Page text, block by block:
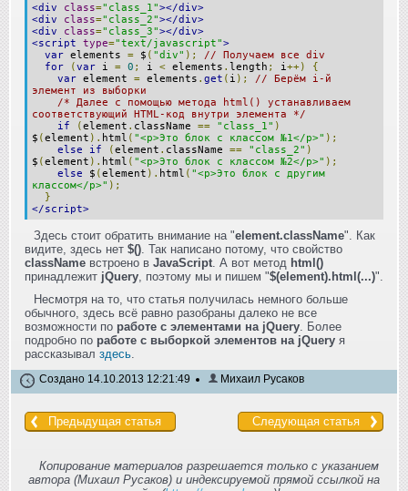
<div class="class_1"></div>
<div
class="class_2"></div>
<div
class="class_3"></div>
<script
type="text/javascript">
var elements = $ ( "div" );
// Получаем все div
for
(var i = 0 ; i < elements . length ; i ++)
{
var element = elements . get ( i );
// Берём i-й
элемент из выборки
/* Далее с помощью метода html() устанавливаем
соответствующий HTML-код внутри элемента */
if
(element . className == "class_1" )
$ (element ). html ( "<p>Это блок с классом №1</p>" );
else
if (element . className == "class_2" )
$ (element ). html ( "<p>Это блок с классом №2</p>" );
else $ (element ). html ( "<p>Это блок с другим
классом</p>" );
}
</script>
Здесь стоит обратить внимание на "element.className". Как
видите, здесь нет $() . Так написано потому, что свойство
className встроено в JavaScript . А вот метод html()
принадлежит jQuery , поэтому мы и пишем "$(element).html(...)".
Несмотря на то, что статья получилась немного больше
обычного, здесь всё равно разобраны далеко не все
возможности по работе с элементами на jQuery . Более
подробно по работе с выборкой элементов на jQuery я
рассказывал здесь
Создано 14.10.2013 12:21:49 Михаил Русаков
Предыдущая статья Следующая статья
Копирование материалов разрешается только с указанием
автора (Михаил Русаков) и индексируемой прямой ссылкой на